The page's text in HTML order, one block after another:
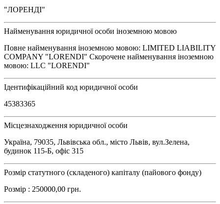
"ЛОРЕНДІ"
Найменування юридичної особи іноземною мовою
Повне найменування іноземною мовою: LIMITED LIABILITY
COMPANY "LORENDI" Скорочене найменування іноземною
мовою: LLC "LORENDI"
Ідентифікаційний код юридичної особи
45383365
Місцезнаходження юридичної особи
Україна, 79035, Львівська обл., місто Львів, вул.Зелена,
будинок 115-Б, офіс 315
Розмір статутного (складеного) капіталу (пайового фонду)
Розмір : 250000,00 грн.